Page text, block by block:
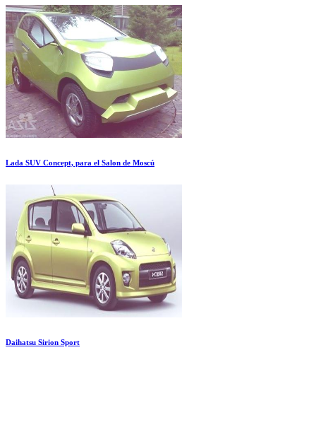
Lada SUV Concept, para el Salon de Moscú
Daihatsu Sirion Sport